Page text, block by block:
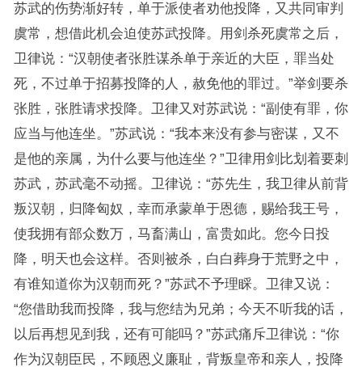
苏武的伤势渐好转，单于派使者劝他投降，又共同审判
虞常，想借此机会迫使苏武投降。用剑杀死虞常之后，
卫律说：“汉朝使者张胜谋杀单于亲近的大臣，罪当处
死，不过单于招募投降的人，赦免他的罪过。”举剑要杀
张胜，张胜请求投降。卫律又对苏武说：“副使有罪，你
应当与他连坐。”苏武说：“我本来没有参与密谋，又不
是他的亲属，为什么要与他连坐？”卫律用剑比划着要刺
苏武，苏武毫不动摇。卫律说：“苏先生，我卫律从前背
叛汉朝，归降匈奴，幸而承蒙单于恩德，赐给我王号，
使我拥有部众数万，马畜满山，富贵如此。您今日投
降，明天也会这样。否则被杀，白白葬身于荒野之中，
有谁知道你为汉朝而死？”苏武不予理睬。卫律又说：
“您借助我而投降，我与您结为兄弟；今天不听我的话，
以后再想见到我，还有可能吗？”苏武痛斥卫律说：“你
作为汉朝臣民，不顾恩义廉耻，背叛皇帝和亲人，投降